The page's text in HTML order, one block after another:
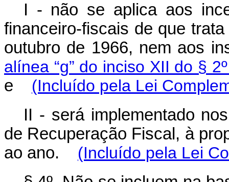
I - não se aplica aos
financeiro-fiscais de que
outubro de 1966, nem aos
alínea “g” do inciso XII do §
e (Incluído pela Lei
II - será implementado
de Recuperação Fiscal, à
ao ano. (Incluído pela Lei